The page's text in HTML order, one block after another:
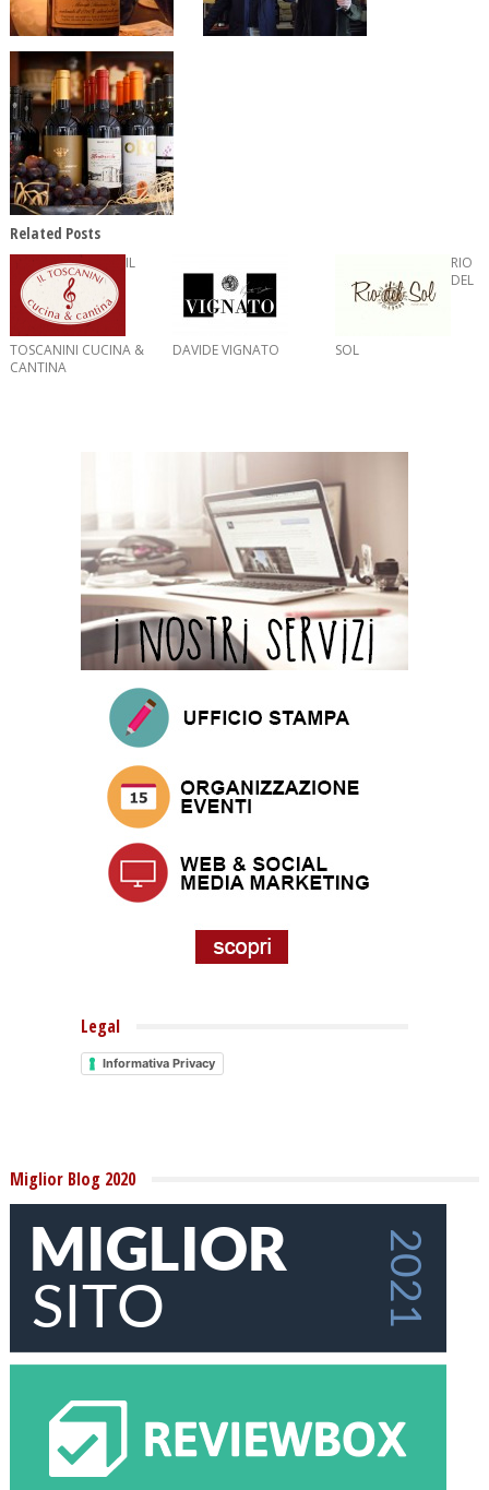
Related Posts
IL
TOSCANINI CUCINA &
CANTINA
DAVIDE VIGNATO
RIO
DEL
SOL
Legal
Informativa Privacy
Miglior Blog 2020